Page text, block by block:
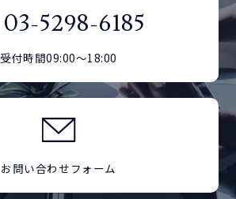
03-5298-6185
受付時間09:00～18:00
お問い合わせフォーム